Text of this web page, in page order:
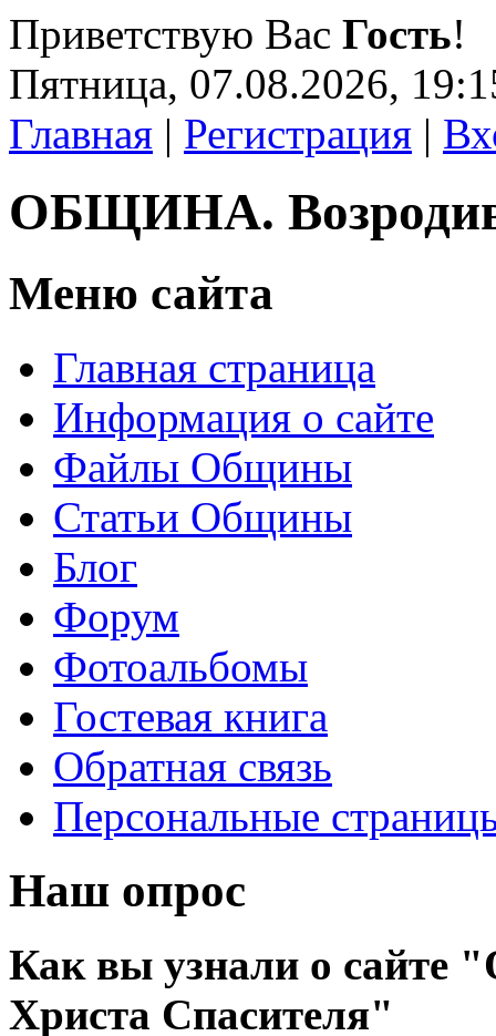
Приветствую Вас Гость!
Пятница, 07.08.2026,
Главная | Регистрация |
ОБЩИНА.
Меню сайта
Главная страница
Информация о сайте
Файлы Общины
Статьи Общины
Блог
Форум
Фотоальбомы
Гостевая книга
Обратная связь
Персональные
Наш опрос
Как вы узнали о сайте
Христа Спасителя"